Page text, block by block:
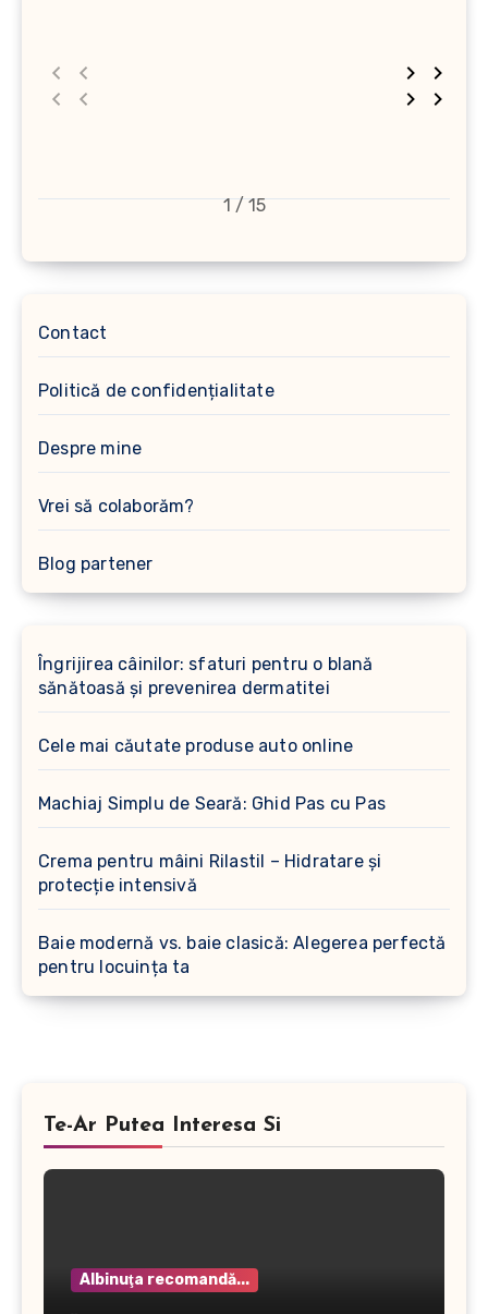
1 / 15
Contact
Politică de confidențialitate
Despre mine
Vrei să colaborăm?
Blog partener
Îngrijirea câinilor: sfaturi pentru o blană
sănătoasă și prevenirea dermatitei
Cele mai căutate produse auto online
Machiaj Simplu de Seară: Ghid Pas cu Pas
Crema pentru mâini Rilastil – Hidratare și
protecție intensivă
Baie modernă vs. baie clasică: Alegerea perfectă
pentru locuința ta
Te-Ar Putea Interesa Si
Albinuţa recomandă...